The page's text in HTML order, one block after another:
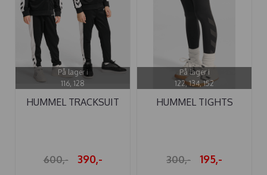
På lager i
116, 128
HUMMEL TRACKSUIT
600,- 390,-
På lager i
122, 134, 152
HUMMEL TIGHTS
300,- 195,-